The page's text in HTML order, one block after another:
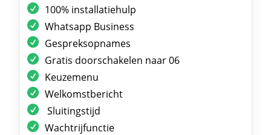
100% installatiehulp
Whatsapp Business
Gespreksopnames
Gratis doorschakelen naar 06
Keuzemenu
Welkomstbericht
Sluitingstijd
Wachtrijfunctie